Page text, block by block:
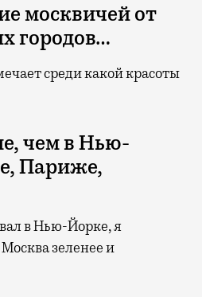
москвичей от
городов…
среди какой красоты
чем в Нью-
Париже,
в Нью-Йорке, я
зеленее и